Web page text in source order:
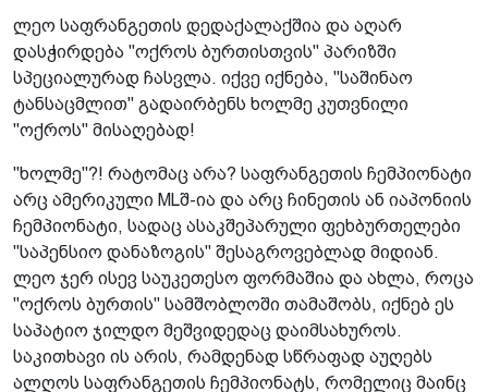
ლეო საფრანგეთის დედაქალაქშია და აღარ
დასჭირდება "ოქროს ბურთისთვის" პარიზში
სპეციალურად ჩასვლა. იქვე იქნება, "საშინაო
ტანსაცმლით" გადაირბენს ხოლმე კუთვნილი
"ოქროს" მისაღებად!
"ხოლმე"?! რატომაც არა? საფრანგეთის ჩემპიონატი
არც ამერიკული MLშ-ია და არც ჩინეთის ან იაპონიის
ჩემპიონატი, სადაც ასაკშეპარული ფეხბურთელები
"საპენსიო დანაზოგის" შესაგროვებლად მიდიან.
ლეო ჯერ ისევ საუკეთესო ფორმაშია და ახლა, როცა
"ოქროს ბურთის" სამშობლოში თამაშობს, იქნებ ეს
საპატიო ჯილდო მეშვიდედაც დაიმსახუროს.
საკითხავი ის არის, რამდენად სწრაფად აუღებს
ალღოს საფრანგეთის ჩემპიონატს, რომელიც მაინც